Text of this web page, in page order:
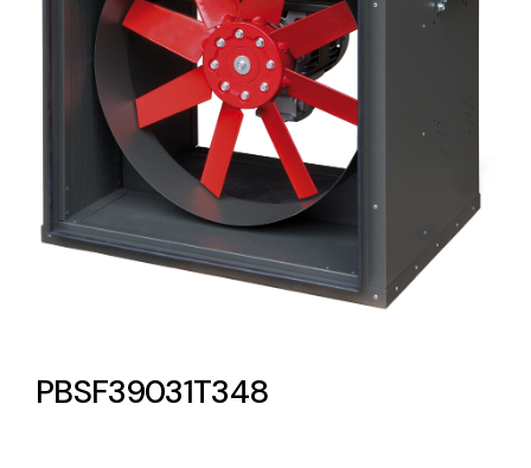
Lighting and Electrical
Equipment
Complete solutions in lighting and electrical
material for each project and need
Amplia gama de ventiladores y equipos de
PBSF39031T348